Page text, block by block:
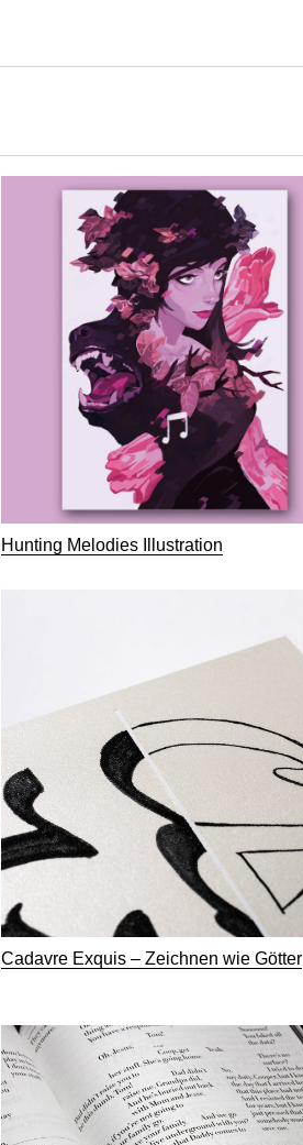
Hunting Melodies Illustration
Cadavre Exquis – Zeichnen wie Götter